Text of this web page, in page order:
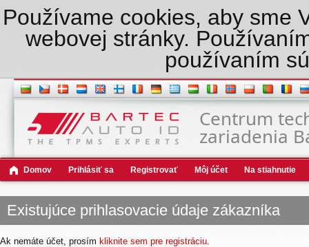
Používame cookies, aby sme
webovej stránky.
používaním
Centrum
zariadenia
Domov Prihlásiť sa Registrovať Môj účet Na stiahnutie
Existujúce prihlasovacie údaje zákazníka
Ak nemáte účet, prosím kliknite sem pre registráciu.